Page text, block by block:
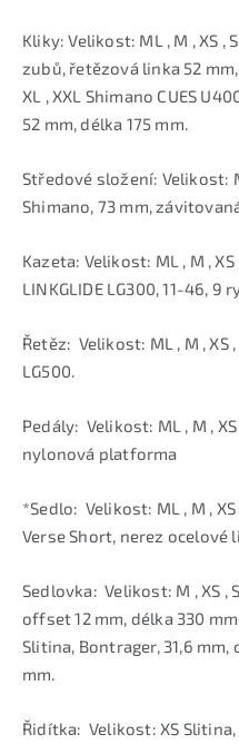
Kliky: Velikost: ML , M , XS ,
zubů, řetězová linka 52
XL , XXL Shimano CUES
52 mm, délka 175 mm.
Středové složení: Velikost:
Shimano, 73 mm,
Kazeta: Velikost: ML , M , XS
LINKGLIDE LG300, 11-46, 9
Řetěz: Velikost: ML , M , XS ,
LG500.
Pedály: Velikost: ML , M , XS
nylonová platforma
*Sedlo: Velikost: ML , M , XS
Verse Short, nerez ocelové
Sedlovka: Velikost: M , XS ,
offset 12 mm, délka 330
Slitina, Bontrager, 31,6
mm.
Řidítka: Velikost: XS Slitina,